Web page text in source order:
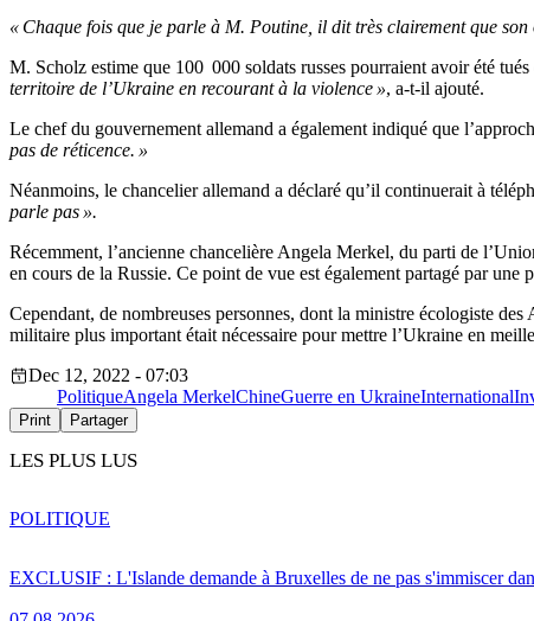
« Chaque fois que je parle à M. Poutine, il dit très clairement que
M. Scholz estime que 100 000 soldats russes pourraient avoir été
territoire de l’Ukraine en recourant à la violence », a-t-il ajouté.
Le chef du gouvernement allemand a également indiqué que
pas de réticence. »
Néanmoins, le chancelier allemand a déclaré qu’il continuerait à
parle pas ».
Récemment, l’ancienne chancelière Angela Merkel, du parti de
en cours de la Russie. Ce point de vue est également partagé par
Cependant, de nombreuses personnes, dont la ministre écologiste
militaire plus important était nécessaire pour mettre l’Ukraine en
Dec 12, 2022 - 07:03
PolitiqueAngela MerkelChineGuerre en UkraineInternational
Print Partager
LES PLUS LUS
EXCLUSIF : L'Islande demande à Bruxelles de ne pas s'immiscer
POLITIQUE